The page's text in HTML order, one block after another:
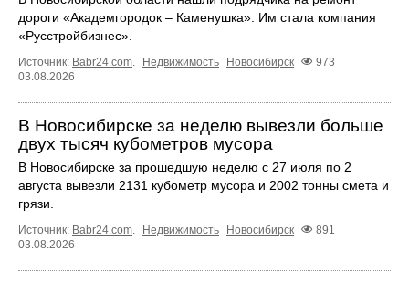
дороги «Академгородок – Каменушка». Им стала компания
«Русстройбизнес».
Источник: Babr24.com. Недвижимость Новосибирск
973
03.08.2026
В Новосибирске за неделю вывезли больше
двух тысяч кубометров мусора
В Новосибирске за прошедшую неделю с 27 июля по 2
августа вывезли 2131 кубометр мусора и 2002 тонны смета и
грязи.
Источник: Babr24.com. Недвижимость Новосибирск
891
03.08.2026